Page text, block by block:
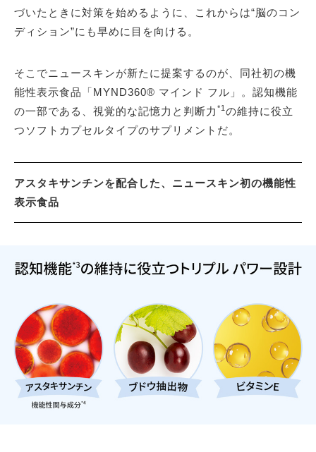
づいたときに対策を始めるように、これからは“脳のコン
ディション”にも早めに目を向ける。
そこでニュースキンが新たに提案するのが、同社初の機
能性表示食品「MYND360® マインド フル」。認知機能
の一部である、視覚的な記憶力と判断力 *1 の維持に役立
つソフトカプセルタイプのサプリメントだ。
アスタキサンチンを配合した、ニュースキン初の機能性
表示食品